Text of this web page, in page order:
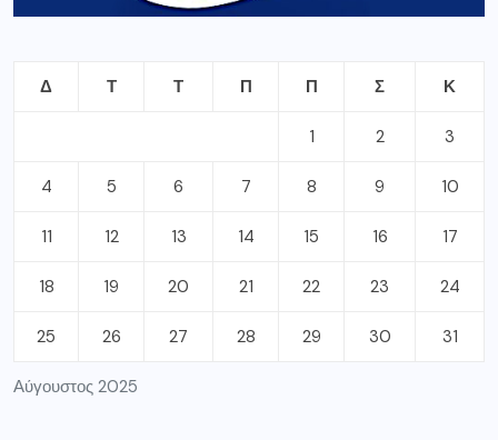
Αύγουστος 2025
Δ Τ Τ Π Π Σ Κ
1 2 3
4 5 6 7 8 9 10
11 12 13 14 15 16 17
18 19 20 21 22 23 24
25 26 27 28 29 30 31